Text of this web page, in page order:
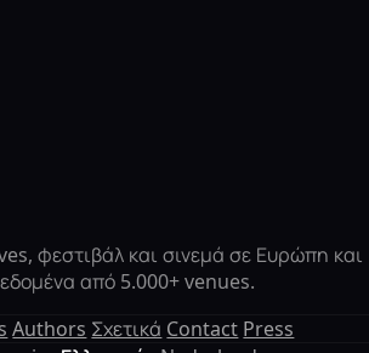
φεστιβάλ και σινεμά σε Ευρώπη και
από 5.000+ venues.
Authors Σχετικά Contact Press